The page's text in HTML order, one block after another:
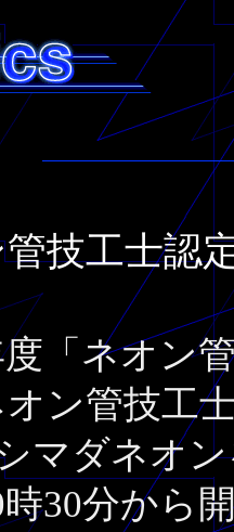
技工士認
「ネオン管
ン管技工
マダネオ
30分から